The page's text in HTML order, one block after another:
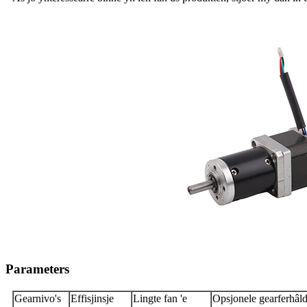
Parameters
Gearnivo's Effisjinsje
Lingte fan 'e
Opsjonele